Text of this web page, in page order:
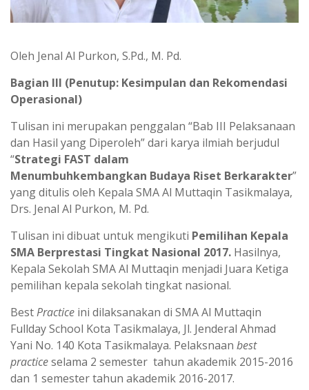
Oleh Jenal Al Purkon, S.Pd., M. Pd.
Bagian III (Penutup: Kesimpulan dan Rekomendasi
Operasional)
Tulisan ini merupakan penggalan “Bab III Pelaksanaan
dan Hasil yang Diperoleh” dari karya ilmiah berjudul
“Strategi FAST dalam
Menumbuhkembangkan Budaya Riset Berkarakter”
yang ditulis oleh Kepala SMA Al Muttaqin Tasikmalaya,
Drs. Jenal Al Purkon, M. Pd.
Tulisan ini dibuat untuk mengikuti Pemilihan Kepala
SMA Berprestasi Tingkat Nasional 2017. Hasilnya,
Kepala Sekolah SMA Al Muttaqin menjadi Juara Ketiga
pemilihan kepala sekolah tingkat nasional.
BestPractice ini dilaksanakan di SMA Al Muttaqin
Fullday School Kota Tasikmalaya, Jl. Jenderal Ahmad
Yani No. 140 Kota Tasikmalaya. Pelaksnaan best
practiceselama 2 semester tahun akademik 2015-2016
dan 1 semester tahun akademik 2016-2017.